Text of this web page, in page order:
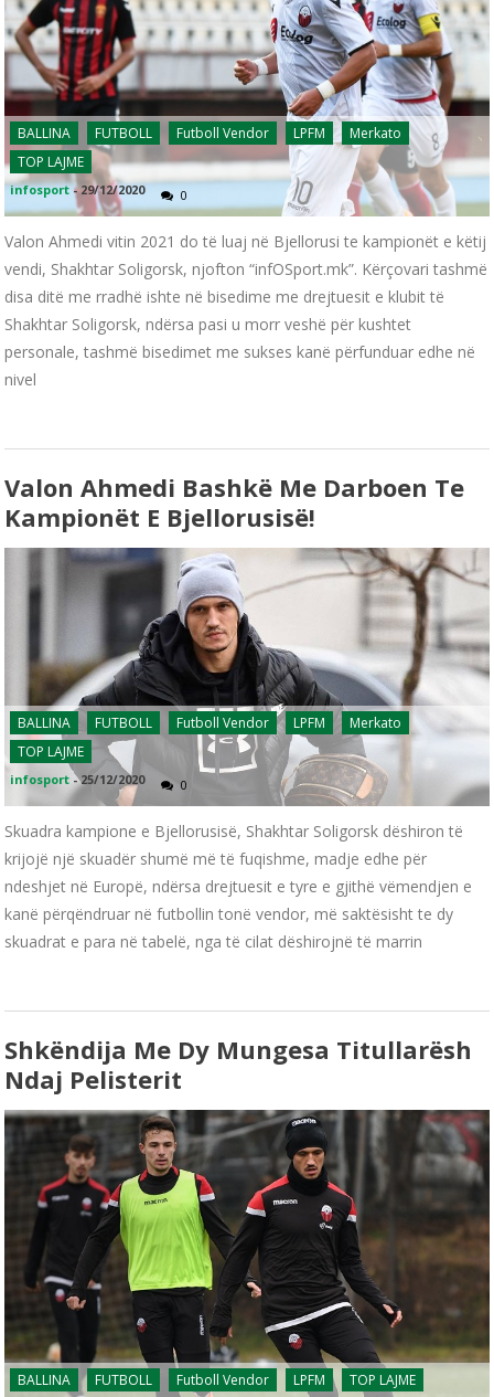
BALLINA FUTBOLL Futboll Vendor LPFM
Merkato
TOP LAJME
infosport -29/12/2020 0
Valon Ahmedi vitin 2021 do të luaj në Bjellorusi te kampionët e këtij
vendi, Shakhtar Soligorsk, njofton “infOSport.mk”. Kërçovari tashmë
disa ditë me rradhë ishte në bisedime me drejtuesit e klubit të
Shakhtar Soligorsk, ndërsa pasi u morr veshë për kushtet
personale, tashmë bisedimet me sukses kanë përfunduar edhe në
nivel
Valon Ahmedi Bashkë Me Darboen Te
Kampionët E Bjellorusisë!
BALLINA FUTBOLL Futboll Vendor LPFM
Merkato
TOP LAJME
infosport -25/12/2020 0
Skuadra kampione e Bjellorusisë, Shakhtar Soligorsk dëshiron të
krijojë një skuadër shumë më të fuqishme, madje edhe për
ndeshjet në Europë, ndërsa drejtuesit e tyre e gjithë vëmendjen e
kanë përqëndruar në futbollin tonë vendor, më saktësisht te dy
skuadrat e para në tabelë, nga të cilat dëshirojnë të marrin
Shkëndija Me Dy Mungesa Titullarësh
Ndaj Pelisterit
BALLINA FUTBOLL Futboll Vendor LPFM TOP LAJME